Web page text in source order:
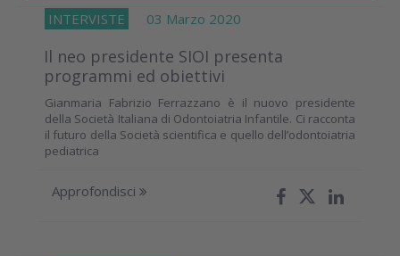
INTERVISTE 03 Marzo 2020
Il neo presidente SIOI presenta
programmi ed obiettivi
Gianmaria Fabrizio Ferrazzano è il nuovo presidente
della Società Italiana di Odontoiatria Infantile. Ci racconta
il futuro della Società scientifica e quello dell’odontoiatria
pediatrica
Approfondisci